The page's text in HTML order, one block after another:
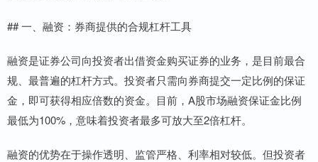
## 一、融资：券商提供的合规杠杆工具
融资是证券公司向投资者出借资金购买证券的业务，是目前最合
规、最普遍的杠杆方式。投资者只需向券商提交一定比例的保证
金，即可获得相应倍数的资金。目前，A股市场融资保证金比例
最低为100%，意味着投资者最多可放大至2倍杠杆。
融资的优势在于操作透明、监管严格、利率相对较低。但投资者